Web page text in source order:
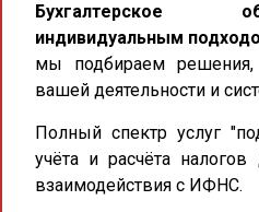
Бухгалтерское
индивидуальным
мы подбираем
вашей деятельности и
Полный спектр услуг
учёта и расчёта
взаимодействия с ИФНС.